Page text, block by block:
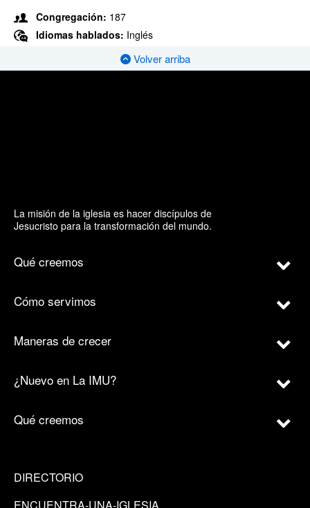
Congregación: 187
Idiomas hablados: Inglés
Volver arriba
La misión de la iglesia es hacer discípulos de
Jesucristo para la transformación del mundo.
Qué creemos
Cómo servimos
Maneras de crecer
¿Nuevo en La IMU?
Qué creemos
DIRECTORIO
ENCUENTRA-UNA-IGLESIA